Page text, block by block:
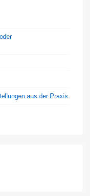
aus der Praxis